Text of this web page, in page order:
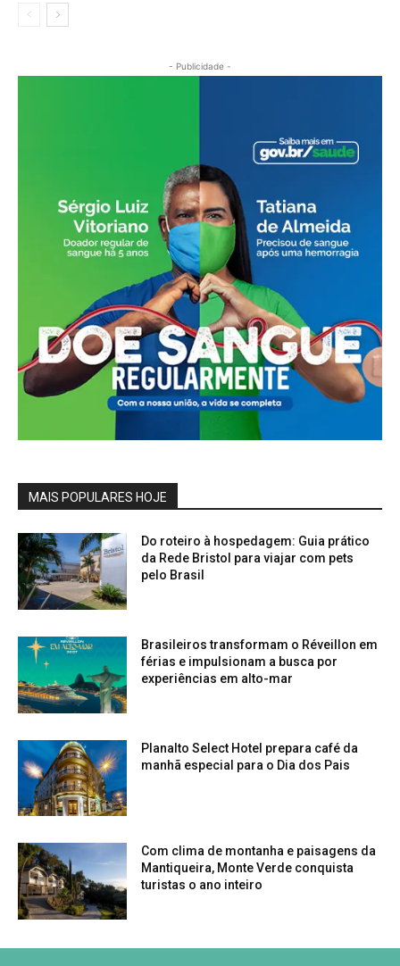
- Publicidade -
MAIS POPULARES HOJE
Do roteiro à hospedagem: Guia prático
da Rede Bristol para viajar com pets
pelo Brasil
Brasileiros transformam o Réveillon em
férias e impulsionam a busca por
experiências em alto-mar
Planalto Select Hotel prepara café da
manhã especial para o Dia dos Pais
Com clima de montanha e paisagens da
Mantiqueira, Monte Verde conquista
turistas o ano inteiro